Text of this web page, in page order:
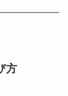
方